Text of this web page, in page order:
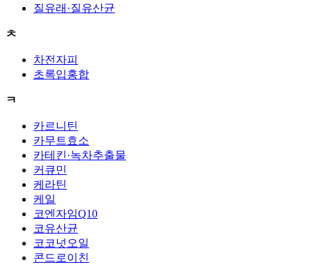
질유래·질유산균
ㅊ
차전자피
초록입홍합
ㅋ
카르니틴
카무트효소
카테킨·녹차추출물
커큐민
케라틴
케일
코엔자임Q10
코유산균
코코넛오일
콘드로이친